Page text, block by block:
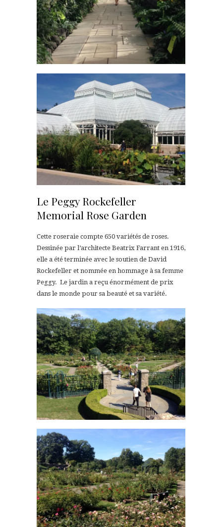
Le Peggy Rockefeller
Memorial Rose Garden
Cette roseraie compte 650 variétés de roses.
Dessinée par l’architecte Beatrix Farrant en 1916,
elle a été terminée avec le soutien de David
Rockefeller et nommée en hommage à sa femme
Peggy. Le jardin a reçu énormément de prix
dans le monde pour sa beauté et sa variété.